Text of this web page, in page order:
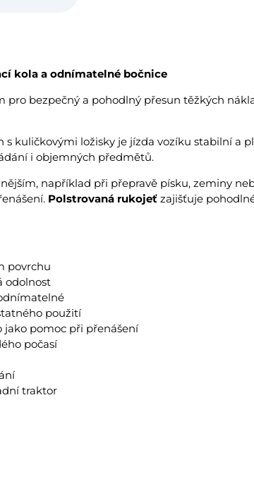
kola a odnímatelné bočnice
pro bezpečný a pohodlný přesun těžkých
s kuličkovými ložisky je jízda vozíku stabilní a
i objemných předmětů.
například při přepravě písku, zeminy
Polstrovaná rukojeť zajišťuje
povrchu
odolnost
použití
jako pomoc při přenášení
počasí
traktor